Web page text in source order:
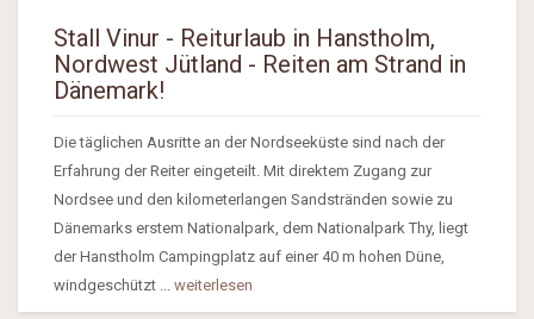
Stall Vinur - Reiturlaub in Hanstholm,
Nordwest Jütland - Reiten am Strand in
Dänemark!
Die täglichen Ausritte an der Nordseeküste sind nach der
Erfahrung der Reiter eingeteilt. Mit direktem Zugang zur
Nordsee und den kilometerlangen Sandstränden sowie zu
Dänemarks erstem Nationalpark, dem Nationalpark Thy, liegt
der Hanstholm Campingplatz auf einer 40 m hohen Düne,
windgeschützt ... weiterlesen